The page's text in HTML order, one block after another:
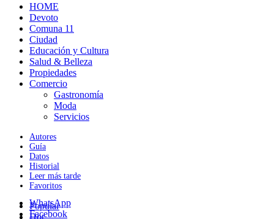
HOME
Devoto
Comuna 11
Ciudad
Educación y Cultura
Salud & Belleza
Propiedades
Comercio
Gastronomía
Moda
Servicios
Autores
Guía
Datos
Historial
Leer más tarde
Favoritos
Popular
Hot
WhatsApp
Facebook